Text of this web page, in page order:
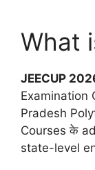
What
JEECUP
Examination
Pradesh
Courses के
state-level